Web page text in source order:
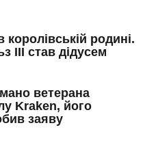
родині.
III став дідусем
ветерана
Kraken, його
заяву